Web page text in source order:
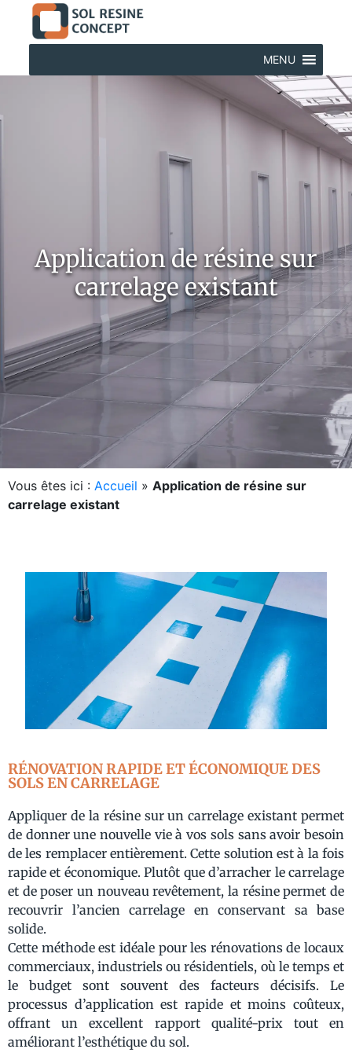
MENU
Application de résine sur
carrelage existant
Vous êtes ici : Accueil » Application de résine sur
carrelage existant
RÉNOVATION RAPIDE ET ÉCONOMIQUE DES
SOLS EN CARRELAGE
Appliquer de la résine sur un carrelage existant permet
de donner une nouvelle vie à vos sols sans avoir besoin
de les remplacer entièrement. Cette solution est à la fois
rapide et économique. Plutôt que d’arracher le carrelage
et de poser un nouveau revêtement, la résine permet de
recouvrir l’ancien carrelage en conservant sa base
solide.
Cette méthode est idéale pour les rénovations de locaux
commerciaux, industriels ou résidentiels, où le temps et
le budget sont souvent des facteurs décisifs. Le
processus d’application est rapide et moins coûteux,
offrant un excellent rapport qualité-prix tout en
améliorant l’esthétique du sol.